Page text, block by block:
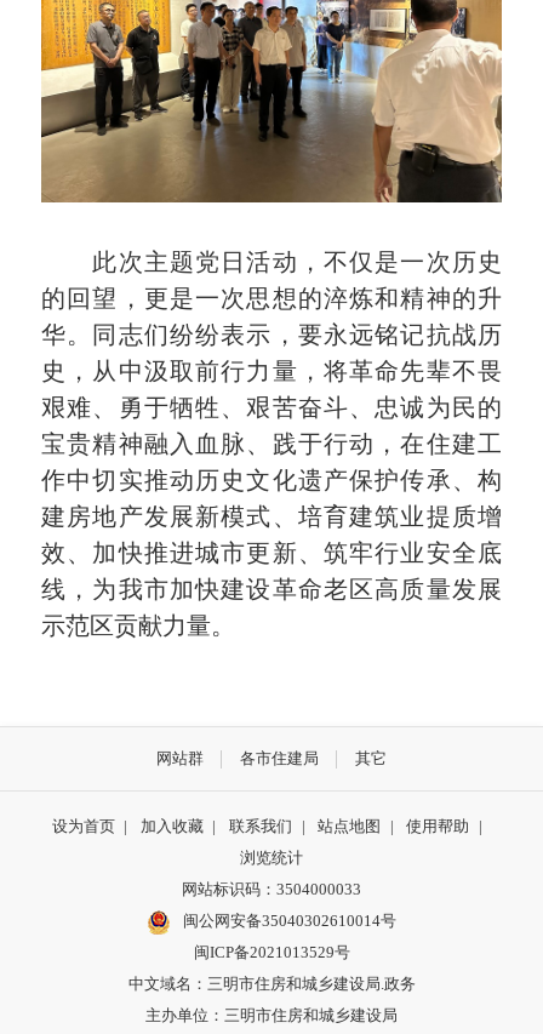
此次主题党日活动，不仅是一次历史
的回望，更是一次思想的淬炼和精神的升
华。同志们纷纷表示，要永远铭记抗战历
史，从中汲取前行力量，将革命先辈不畏
艰难、勇于牺牲、艰苦奋斗、忠诚为民的
宝贵精神融入血脉、践于行动，在住建工
作中切实推动历史文化遗产保护传承、构
建房地产发展新模式、培育建筑业提质增
效、加快推进城市更新、筑牢行业安全底
线，为我市加快建设革命老区高质量发展
示范区贡献力量。
网站群 各市住建局 其它
设为首页 | 加入收藏 | 联系我们 | 站点地图 | 使用帮助
|
浏览统计
网站标识码：3504000033
闽公网安备35040302610014号
闽ICP备2021013529号
中文域名：三明市住房和城乡建设局.政务
主办单位：三明市住房和城乡建设局